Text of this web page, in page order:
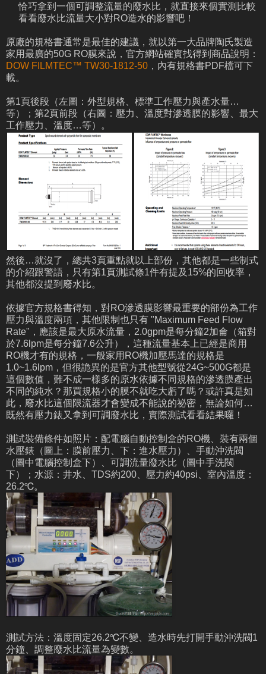
恰巧拿到一個可調整流量的廢水比，就直接來個實測比較
看看廢水比流量大小對RO造水的影響吧！
原廠的規格書通常是最佳的建議，就以第一大品牌陶氏製造
家用最廣的50G RO膜來說，官方網站確實找得到商品說明：
DOW FILMTEC™ TW30-1812-50 ，內有規格書PDF檔可下
載。
第1頁後段（左圖：外型規格、標準工作壓力與產水量…
等）；第2頁前段（右圖：壓力、溫度對滲透膜的影響、最大
工作壓力、溫度…等）。
然後…就沒了，總共3頁重點就以上部份，其他都是一些制式
的介紹跟警語，只有第1頁測試條1件有提及15%的回收率，
其他都沒提到廢水比。
依據官方規格書得知，對RO滲透膜影響最重要的部份為工作
壓力與溫度兩項，其他限制也只有 "Maximum Feed Flow
Rate"，應該是最大原水流量，2.0gpm是每分鐘2加侖（箱對
於7.6lpm是每分鐘7.6公升），這種流量基本上已經是商用
RO機才有的規格，一般家用RO機加壓馬達的規格是
1.0~1.6lpm，但很詭異的是官方其他型號從24G~500G都是
這個數值，難不成一樣多的原水依據不同規格的滲透膜產出
不同的純水？那買規格小的膜不就吃大虧了嗎？或許真是如
此，廢水比這個限流器才會變成不能說的祕密，無論如何…
既然有壓力錶又拿到可調廢水比，實際測試看看結果囉！
測試裝備條件如照片：配電腦自動控制盒的RO機、裝有兩個
水壓錶（圖上：膜前壓力、下：進水壓力）、手動沖洗閥
（圖中電腦控制盒下）、可調流量廢水比（圖中手洗閥
下）；水源：井水、TDS約200、壓力約40psi、室內溫度：
26.2℃。
測試方法：溫度固定26.2℃不變、造水時先打開手動沖洗閥1
分鐘、調整廢水比流量為變數。